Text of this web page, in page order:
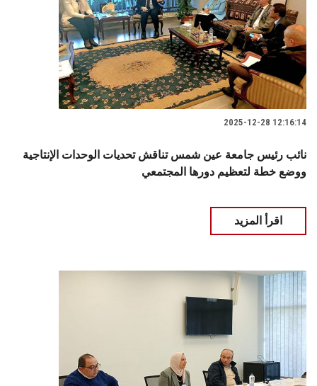
تواصل معنا
2025-12-28 12:16:14
نائب رئيس جامعة عين شمس تناقش تحديات الوحدات الإنتاجية
ووضع خطة لتعظيم دورها المجتمعي
اقرأ المزيد